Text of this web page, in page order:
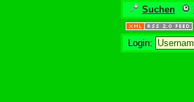
Suchen
Login: